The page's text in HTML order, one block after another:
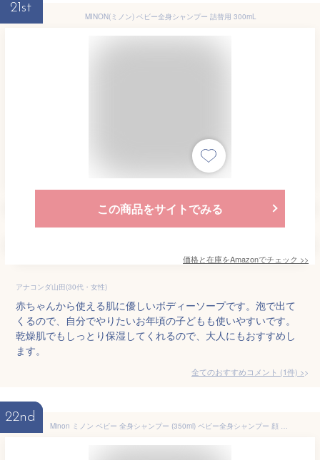
21st
MINON(ミノン) ベビー全身シャンプー 詰替用 300mL
この商品をサイトでみる
価格と在庫をAmazonでチェック >>
アナコンダ山田(30代・女性)
赤ちゃんから使える肌に優しいボディーソープです。泡で出て
くるので、自分でやりたいお年頃の子どもも使いやすいです。
乾燥肌でもしっとり保湿してくれるので、大人にもおすすめし
ます。
全てのおすすめコメント (1件) >
22nd
Minon ミノン ベビー 全身シャンプー (350ml) ベビー全身シャンプー 顔 新生児 泡 さらっと 赤ちゃん 第一三共 ボディソープ シャンプー ベビー ヘアシャンプー 敏感肌 乾燥肌 ボトル バリア 乾燥 保湿 潤い うるおい 頭皮ケア こども